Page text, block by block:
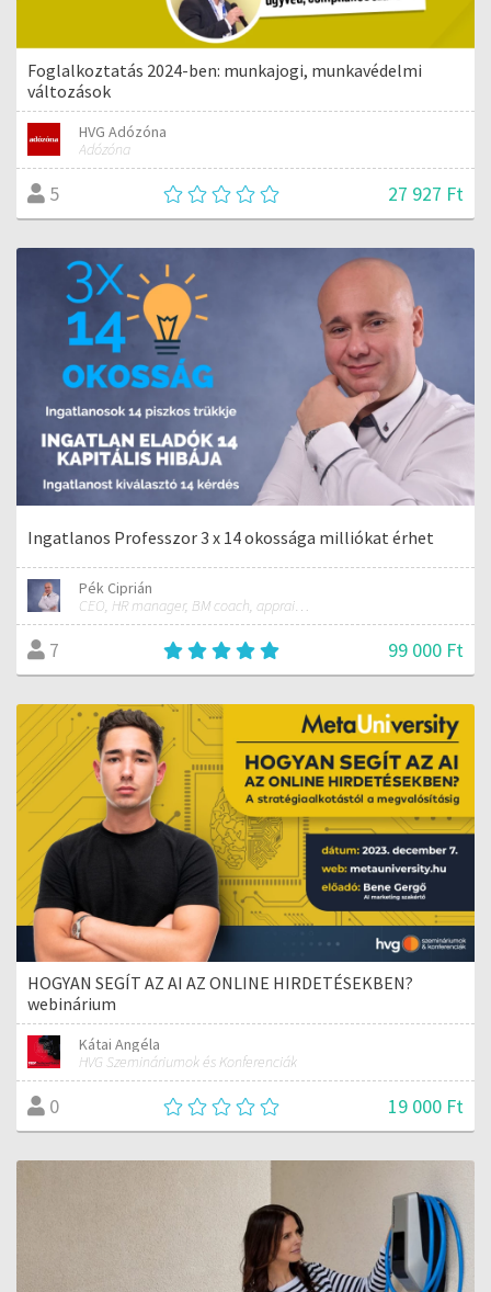
Foglalkoztatás 2024-ben: munkajogi, munkavédelmi
változások
HVG Adózóna
Adózóna
5 27 927 Ft
Ingatlanos Professzor 3 x 14 okossága milliókat érhet
Pék Ciprián
CEO, HR manager, BM coach, appraiser
7 99 000 Ft
HOGYAN SEGÍT AZ AI AZ ONLINE HIRDETÉSEKBEN?
webinárium
Kátai Angéla
HVG Szemináriumok és Konferenciák
0 19 000 Ft